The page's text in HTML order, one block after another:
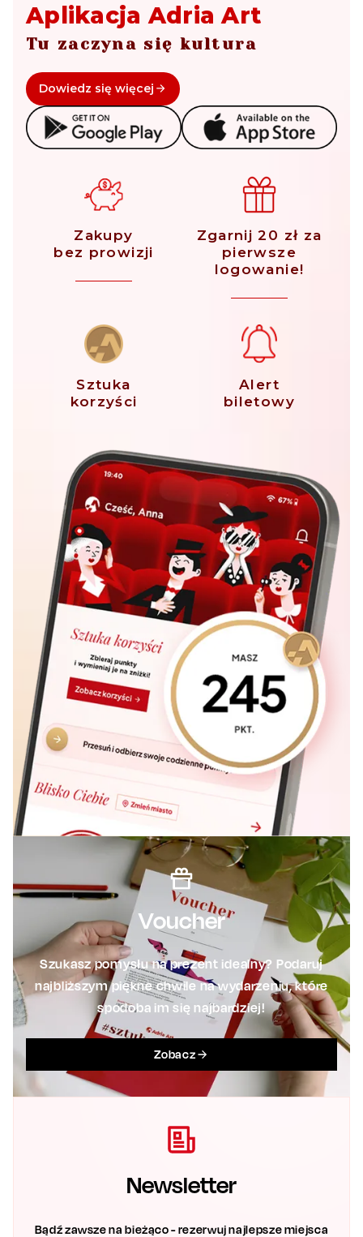
Aplikacja Adria Art
Tu zaczyna się kultura
Dowiedz się więcej
Zakupy
bez prowizji
Zgarnij 20 zł za
pierwsze
logowanie!
Sztuka
korzyści
Alert
biletowy
Voucher
Szukasz pomysłu na prezent idealny? Podaruj
najbliższym piękne chwile na wydarzeniu, które
spodoba im się najbardziej!
Zobacz
Newsletter
Bądź zawsze na bieżąco - rezerwuj najlepsze miejsca